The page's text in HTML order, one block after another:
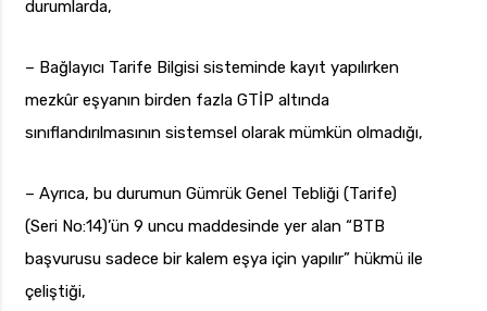
durumlarda,
– Bağlayıcı Tarife Bilgisi sisteminde kayıt yapılırken
mezkûr eşyanın birden fazla GTİP altında
sınıflandırılmasının sistemsel olarak mümkün olmadığı,
– Ayrıca, bu durumun Gümrük Genel Tebliği (Tarife)
(Seri No:14)’ün 9 uncu maddesinde yer alan “BTB
başvurusu sadece bir kalem eşya için yapılır” hükmü ile
çeliştiği,